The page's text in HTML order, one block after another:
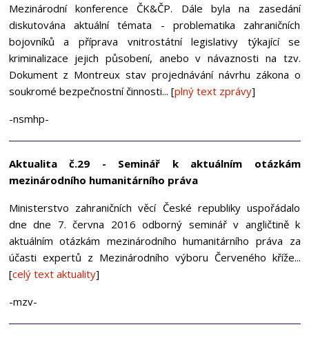
Mezinárodní konference ČK&ČP. Dále byla na zasedání
diskutována aktuální témata - problematika zahraničních
bojovníků a příprava vnitrostátní legislativy týkající se
kriminalizace jejich působení, anebo v návaznosti na tzv.
Dokument z Montreux stav projednávání návrhu zákona o
soukromé bezpečnostní činnosti... [plný text zprávy]
-nsmhp-
Aktualita č.29 - Seminář k aktuálním otázkám
mezinárodního humanitárního práva
Ministerstvo zahraničních věcí České republiky uspořádalo
dne dne 7. června 2016 odborný seminář v angličtině k
aktuálním otázkám mezinárodního humanitárního práva za
účasti expertů z Mezinárodního výboru Červeného kříže...
[celý text aktuality]
-mzv-